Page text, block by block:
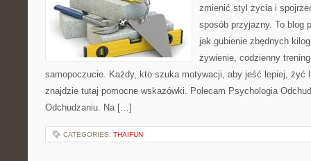
zmienić styl życia i
sposób przyjazny. To blog
jak gubienie zbędnych
żywienie, codzienny
samopoczucie. Każdy, kto szuka motywacji, aby jeść lepiej, żyć
znajdzie tutaj pomocne wskazówki. Polecam Psychologia
Odchudzaniu. Na […]
CATEGORIES: THAIFUN